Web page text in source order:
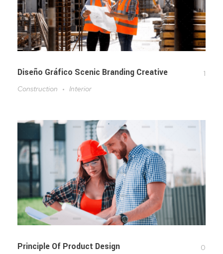
Diseño Gráfico Scenic Branding Creative
1
Construction
Interior
Principle Of Product Design
0